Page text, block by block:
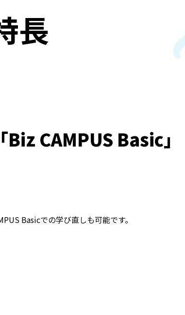
長
CAMPUS Basic」
Basicでの学び直しも可能です。